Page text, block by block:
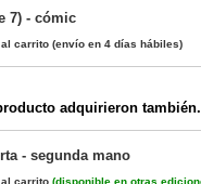
7) - cómic
carrito (envío en 4 días hábiles)
adquirieron
- segunda mano
carrito (disponible en otras